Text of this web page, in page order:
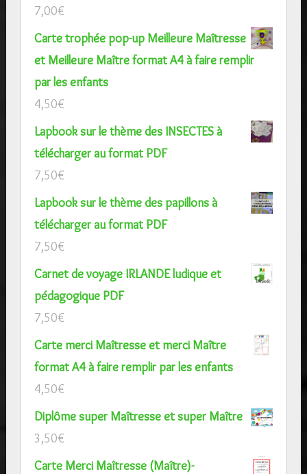
7,00€
Carte trophée pop-up Meilleure Maîtresse
et Meilleure Maître format A4 à faire remplir
par les enfants
4,50€
Lapbook sur le thème des INSECTES à
télécharger au format PDF
7,50€
Lapbook sur le thème des papillons à
télécharger au format PDF
7,50€
Carnet de voyage IRLANDE ludique et
pédagogique PDF
7,50€
Carte merci Maîtresse et merci Maître
format A4 à faire remplir par les enfants
4,50€
Diplôme super Maîtresse et super Maître
3,50€
Carte Merci Maîtresse (Maître)-